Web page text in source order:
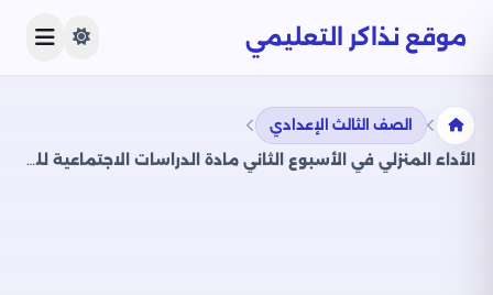
موقع نذاكر التعليمي
الصف الثالث الإعدادي
الأداء المنزلي في الأسبوع الثاني مادة الدراسات الاجتماعية للصف الثالث الاعدادي الترم الثاني 2025 بصيغة PDF